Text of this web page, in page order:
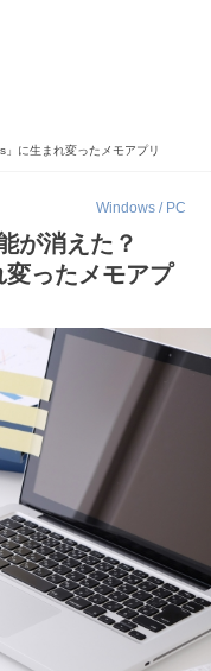
に生まれ変ったメモアプリ
Windows / PC
が消えた？
ったメモアプ